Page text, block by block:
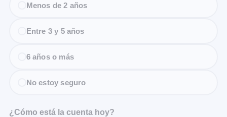
Menos de 2 años
Entre 3 y 5 años
6 años o más
No estoy seguro
¿Cómo está la cuenta hoy?